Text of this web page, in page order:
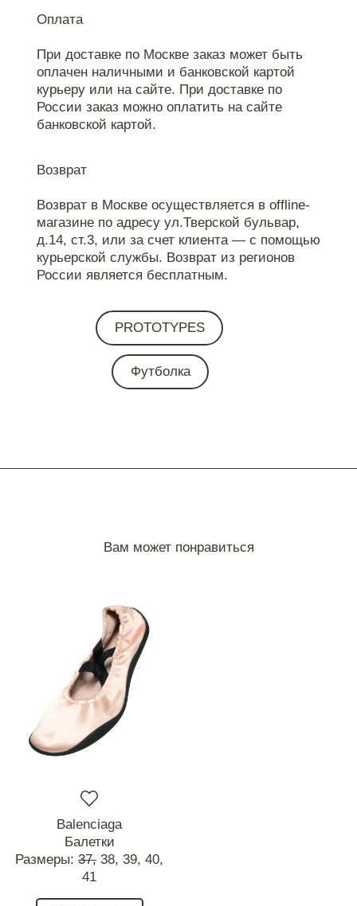
Оплата
При доставке по Москве заказ может быть
оплачен наличными и банковской картой
курьеру или на сайте. При доставке по
России заказ можно оплатить на сайте
банковской картой.
Возврат
Возврат в Москве осуществляется в offline-
магазине по адресу ул.Тверской бульвар,
д.14, ст.3, или за счет клиента — с помощью
курьерской службы. Возврат из регионов
России является бесплатным.
PROTOTYPES
Футболка
Вам может понравиться
Balenciaga
Балетки
Размеры: 37, 38, 39, 40,
41